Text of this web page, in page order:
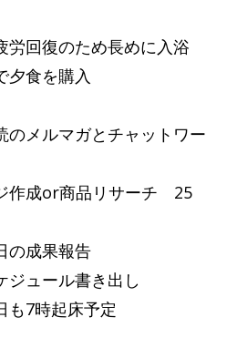
回復のため長めに入浴
食を購入
メルマガとチャットワー
作成or商品リサーチ 25
成果報告
ュール書き出し
7時起床予定